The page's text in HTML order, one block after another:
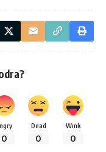
0
Dead
0
Wink
0